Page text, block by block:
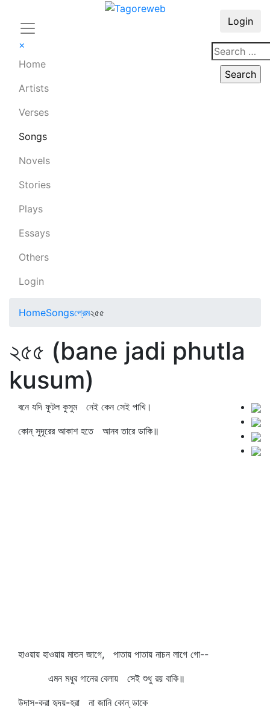
×
Home
Artists
Verses
Songs
Novels
Stories
Plays
Essays
Others
Login
Login
HomeSongsপ্রেম২৫৫
২৫৫ (bane jadi phutla
kusum)
বনে যদি ফুটল কুসুম নেই কেন সেই পাখি।
কোন্‌ সুদূরের আকাশ হতে আনব তারে ডাকি॥
হাওয়ায় হাওয়ায় মাতন জাগে, পাতায় পাতায় নাচন লাগে গো--
এমন মধুর গানের বেলায় সেই শুধু রয় বাকি॥
উদাস-করা হৃদয়-হরা না জানি কোন্‌ ডাকে